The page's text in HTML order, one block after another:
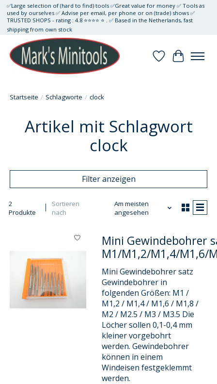
✅Large selection of (hard to find) tools ✅Great value for money ✅ Tools as
used by ourselves ✅ Advise per email, per phone or on (trade) shows ✅
TRUSTED SHOPS - rating : 4.8 ⭐⭐⭐⭐ ⭐ . ✅ Based in the Netherlands, fast
shipping from own stock
Wunschzettel
Ihr
Startseite / Schlagworte / clock
Artikel mit Schlagwort
clock
Filter anzeigen
2
Produkte
Sortieren
nach
Am meisten
angesehen
Mini Gewindebohrer
M1/M1,2/M1,4/M1,6/
Mini Gewindebohrer satz
Gewindebohrer in
folgenden Größen: M1 /
M1,2 / M1,4 / M1,6 / M1,8 /
M2 / M2.5 / M3 / M3.5 Die
Löcher sollen 0,1-0,4 mm
kleiner vorgebohrt
werden. Gewindebohrer
können in einem
Windeisen festgeklemmt
werden.